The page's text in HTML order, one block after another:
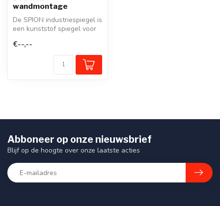
wandmontage
De SPION industriespiegel is
een kunststof spiegel voor
€--,--
Abboneer op onze nieuwsbrief
Blijf op de hoogte over onze laatste acties